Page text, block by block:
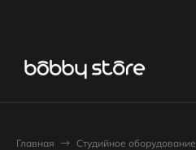
Главная Студийное оборудование